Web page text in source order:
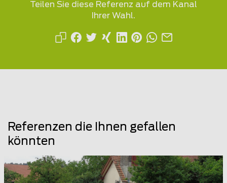
Teilen Sie diese Referenz auf dem Kanal
Ihrer Wahl.
Referenzen die Ihnen gefallen
könnten